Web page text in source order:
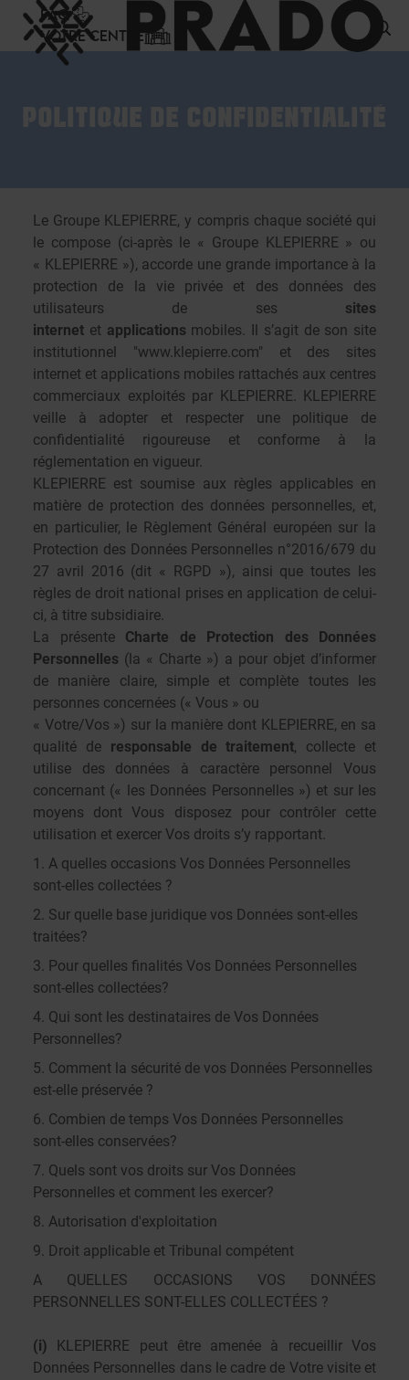
FAQ
VOTRE CENTRE
Le Groupe KLEPIERRE, y compris chaque société qui
le compose (ci-après le « Groupe KLEPIERRE » ou
« KLEPIERRE »), accorde une grande importance à la
protection de la vie privée et des données des
utilisateurs de ses sites
internet et applicationsmobiles. Il s’agit de son site
institutionnel "www.klepierre.com" et des sites
internet et applications mobiles rattachés aux centres
commerciaux exploités par KLEPIERRE. KLEPIERRE
veille à adopter et respecter une politique de
confidentialité rigoureuse et conforme à la
réglementation en vigueur.
KLEPIERRE est soumise aux règles applicables en
matière de protection des données personnelles, et,
en particulier, le Règlement Général européen sur la
Protection des Données Personnelles n°2016/679 du
27 avril 2016 (dit « RGPD »), ainsi que toutes les
règles de droit national prises en application de celui-
ci, à titre subsidiaire.
La présente Charte de Protection des Données
Personnelles (la « Charte ») a pour objet d’informer
de manière claire, simple et complète toutes les
personnes concernées (« Vous » ou
« Votre/Vos ») sur la manière dont KLEPIERRE, en sa
qualité de responsable de traitement, collecte et
utilise des données à caractère personnel Vous
concernant (« les Données Personnelles ») et sur les
moyens dont Vous disposez pour contrôler cette
utilisation et exercer Vos droits s’y rapportant.
1. A quelles occasions Vos Données Personnelles
sont-elles collectées ?
2. Sur quelle base juridique vos Données sont-elles
traitées?
3. Pour quelles finalités Vos Données Personnelles
sont-elles collectées?
4. Qui sont les destinataires de Vos Données
Personnelles?
5. Comment la sécurité de vos Données Personnelles
est-elle préservée ?
6. Combien de temps Vos Données Personnelles
sont-elles conservées?
7. Quels sont vos droits sur Vos Données
Personnelles et comment les exercer?
8. Autorisation d'exploitation
9. Droit applicable et Tribunal compétent
A QUELLES OCCASIONS VOS DONNÉES
PERSONNELLES SONT-ELLES COLLECTÉES ?
(i) KLEPIERRE peut être amenée à recueillir Vos
Données Personnelles dans le cadre de Votre visite et
Panneau de gestion des cookies